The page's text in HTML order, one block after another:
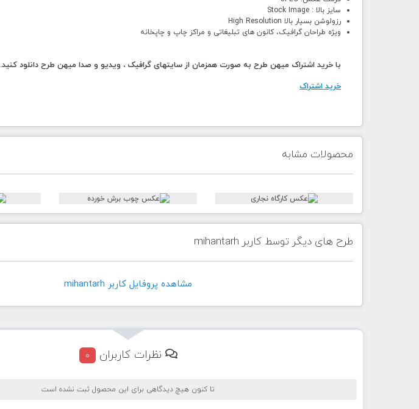
سایز بالا : Stock Image
رزولوشن بسیار بالا High Resolution
ویژه طراحان گرافیک، کانون های تبلیغاتی و مراکز چاپ و چاپخانه
با خرید اشتراک میهن طرح به صورت همزمان از سایتهای گرافیک ، ویدیو و صدا میهن طرح دانلود کنید.
خرید اشتراک
محصولات مشابه
طرح های دیگر توسط کاربر mihantarh
مشاهده پروفايل کاربر mihantarh
نظرات کاربران 0
تا کنون هیچ دیدگاهی برای این محصول ثبت نشده است